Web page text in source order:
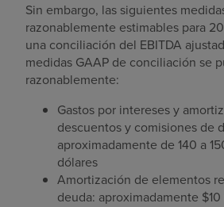
Sin embargo, las siguientes
razonablemente estimables para
una conciliación del EBITDA
medidas GAAP de conciliación se
razonablemente:
Gastos por intereses y
descuentos y comisiones de
aproximadamente de 140 a
dólares
Amortización de elementos
deuda: aproximadamente